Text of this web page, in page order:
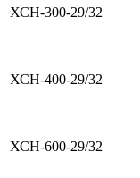
ХСН-300-29/32
ХСН-400-29/32
ХСН-600-29/32